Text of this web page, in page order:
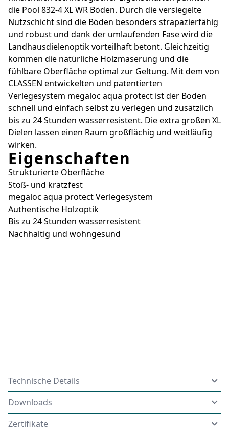
die Pool 832-4 XL WR Böden. Durch die versiegelte
Nutzschicht sind die Böden besonders strapazierfähig
und robust und dank der umlaufenden Fase wird die
Landhausdielenoptik vorteilhaft betont. Gleichzeitig
kommen die natürliche Holzmaserung und die
fühlbare Oberfläche optimal zur Geltung. Mit dem von
CLASSEN entwickelten und patentierten
Verlegesystem megaloc aqua protect ist der Boden
schnell und einfach selbst zu verlegen und zusätzlich
bis zu 24 Stunden wasserresistent. Die extra großen XL
Dielen lassen einen Raum großflächig und weitläufig
wirken.
Eigenschaften
Strukturierte Oberfläche
Stoß- und kratzfest
megaloc aqua protect Verlegesystem
Authentische Holzoptik
Bis zu 24 Stunden wasserresistent
Nachhaltig und wohngesund
Technische Details
Downloads
Zertifikate